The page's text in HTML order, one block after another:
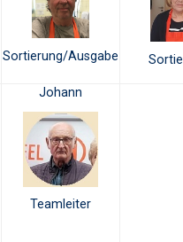
Sortierung/Ausgabe
Johann
Teamleiter